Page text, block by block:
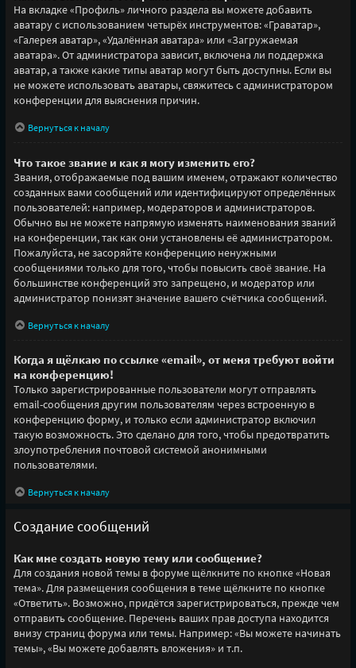
На вкладке «Профиль» личного раздела вы можете добавить
аватару с использованием четырёх инструментов: «Граватар»,
«Галерея аватар», «Удалённая аватара» или «Загружаемая
аватара». От администратора зависит, включена ли поддержка
аватар, а также какие типы аватар могут быть доступны. Если вы
не можете использовать аватары, свяжитесь с администратором
конференции для выяснения причин.
Вернуться к началу
Что такое звание и как я могу изменить его?
Звания, отображаемые под вашим именем, отражают количество
созданных вами сообщений или идентифицируют определённых
пользователей: например, модераторов и администраторов.
Обычно вы не можете напрямую изменять наименования званий
на конференции, так как они установлены её администратором.
Пожалуйста, не засоряйте конференцию ненужными
сообщениями только для того, чтобы повысить своё звание. На
большинстве конференций это запрещено, и модератор или
администратор понизят значение вашего счётчика сообщений.
Вернуться к началу
Когда я щёлкаю по ссылке «email», от меня требуют войти
на конференцию!
Только зарегистрированные пользователи могут отправлять
email-сообщения другим пользователям через встроенную в
конференцию форму, и только если администратор включил
такую возможность. Это сделано для того, чтобы предотвратить
злоупотребления почтовой системой анонимными
пользователями.
Вернуться к началу
Создание сообщений
Как мне создать новую тему или сообщение?
Для создания новой темы в форуме щёлкните по кнопке «Новая
тема». Для размещения сообщения в теме щёлкните по кнопке
«Ответить». Возможно, придётся зарегистрироваться, прежде чем
отправить сообщение. Перечень ваших прав доступа находится
внизу страниц форума или темы. Например: «Вы можете начинать
темы», «Вы можете добавлять вложения» и т.п.